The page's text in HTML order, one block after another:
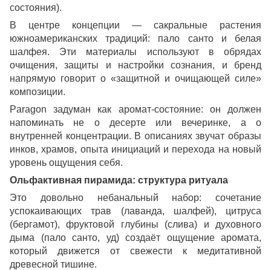
состояния).
В центре концепции — сакральные растения
южноамериканских традиций: пало санто и белая
шалфея. Эти материалы используют в обрядах
очищения, защиты и настройки сознания, и бренд
напрямую говорит о «защитной и очищающей силе»
композиции.
Paragon задуман как аромат-состояние: он должен
напоминать не о десерте или вечеринке, а о
внутренней концентрации. В описаниях звучат образы
инков, храмов, опыта инициаций и перехода на новый
уровень ощущения себя.
Ольфактивная пирамида: структура ритуала
Это довольно небанальный набор: сочетание
успокаивающих трав (лаванда, шалфей), цитруса
(бергамот), фруктовой глубины (слива) и духовного
дыма (пало санто, уд) создаёт ощущение аромата,
который движется от свежести к медитативной
древесной тишине.